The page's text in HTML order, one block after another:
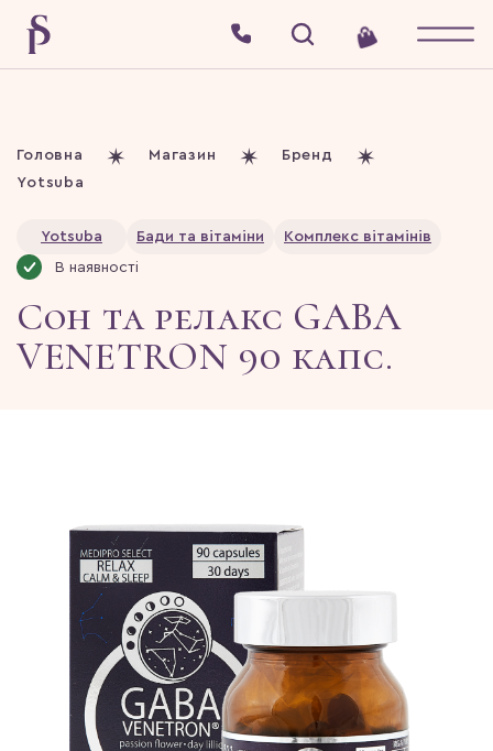
Головна Магазин
Бренд
Yotsuba
Yotsuba Бади та вітаміни
Комплекс вітамінів
В наявності
Сон та релакс GABA
VENETRON 90 капс.